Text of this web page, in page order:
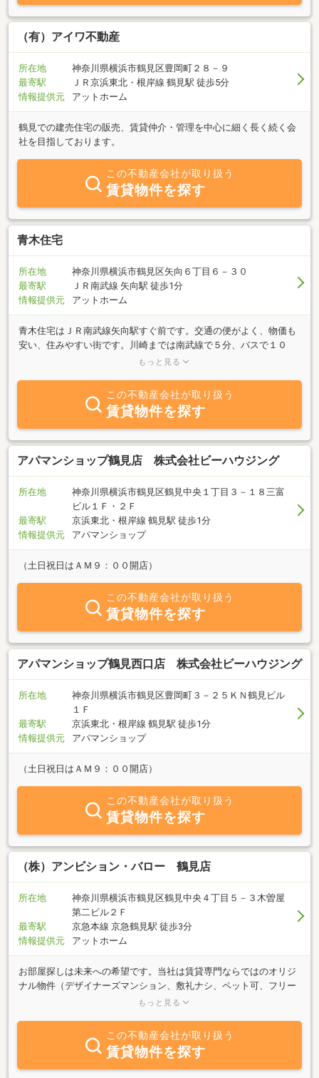
務相談・建築相談等」も無料で行います。≪購入に関して≫・ご購
入相談、お買換え(住宅、事業用)、住宅用事業用融資(ローン)のご相
談、資産価値(性)のご査定(ご提案)、≪賃貸仲介・管理、コンサルテ
ォーム、保証会社付け、業務委託、不動産管理、建物解体、残置物
撤去、物件内外人死亡における業務、測量関連一切、登記関係、税
金対策、退去立会い、トラブル対応 等☆上記に関して顧問税理
会社、建築会社、火災保険コンサルティング会社等の専門
（有）アイワ不動産
所在地
神奈川県横浜市鶴見区豊岡町２８－９
最寄駅
ＪＲ京浜東北・根岸線 鶴見駅 徒歩5分
情報提供元
アットホーム
鶴見での建売住宅の販売、賃貸仲介・管理を中心に細く長く続く会
社を目指しております。
この不動産会社が取り扱う
賃貸物件を探す
青木住宅
所在地
神奈川県横浜市鶴見区矢向６丁目６－３０
最寄駅
ＪＲ南武線 矢向駅 徒歩1分
情報提供元
アットホーム
青木住宅はＪＲ南武線矢向駅すぐ前です。交通の便がよく、物価も
安い、住みやすい街です。川崎までは南武線で５分、バスで１０
分、自転車で７分、徒歩で２０分と通勤にも便利です。当社は鶴見
仕事を心掛けております。たとえば入居時の鍵の交換費用も当方持
ち、二年後の更新手数料も0.5か月分と、とにかく入居者のお力にな
れればと考えております。
もっと見る
この不動産会社が取り扱う
賃貸物件を探す
アパマンショップ鶴見店 株式会社ビーハウジング
所在地
神奈川県横浜市鶴見区鶴見中央１丁目３－１８三富
ビル１Ｆ・２Ｆ
最寄駅
京浜東北・根岸線 鶴見駅 徒歩1分
情報提供元
アパマンショップ
（土日祝日はＡＭ９：００開店）
この不動産会社が取り扱う
賃貸物件を探す
アパマンショップ鶴見西口店 株式会社ビーハウジング
所在地
神奈川県横浜市鶴見区豊岡町３－２５ＫＮ鶴見ビル
１Ｆ
最寄駅
京浜東北・根岸線 鶴見駅 徒歩1分
情報提供元
アパマンショップ
（土日祝日はＡＭ９：００開店）
この不動産会社が取り扱う
賃貸物件を探す
（株）アンビション・バロー 鶴見店
所在地
神奈川県横浜市鶴見区鶴見中央４丁目５－３木曽屋
第二ビル２Ｆ
最寄駅
京急本線 京急鶴見駅 徒歩3分
情報提供元
アットホーム
お部屋探しは未来への希望です。当社は賃貸専門ならではのオリジ
ナル物件（デザイナーズマンション、敷礼ナシ、ペット可、フリー
レント物件etc）を多数ご用意しております。様々な賃貸物件の取扱
屋をご提供する事をお約束します。また地域密着店舗ならではの皆
様の本当に知りたい情報などを経験豊富なプロスタッフがアドバイ
スさせて頂きます。「お部屋探しは楽しく」をモットーにお部屋探
しのお手伝いを致します。
もっと見る
この不動産会社が取り扱う
賃貸物件を探す